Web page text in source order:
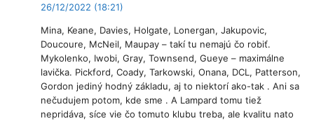
26/12/2022 (18:21)
Mina, Keane, Davies, Holgate, Lonergan, Jakupovic,
Doucoure, McNeil, Maupay – takí tu nemajú čo robiť.
Mykolenko, Iwobi, Gray, Townsend, Gueye – maximálne
lavička. Pickford, Coady, Tarkowski, Onana, DCL, Patterson,
Gordon jediný hodný základu, aj to niektorí ako-tak . Ani sa
nečudujem potom, kde sme . A Lampard tomu tiež
nepridáva, síce vie čo tomuto klubu treba, ale kvalitu nato